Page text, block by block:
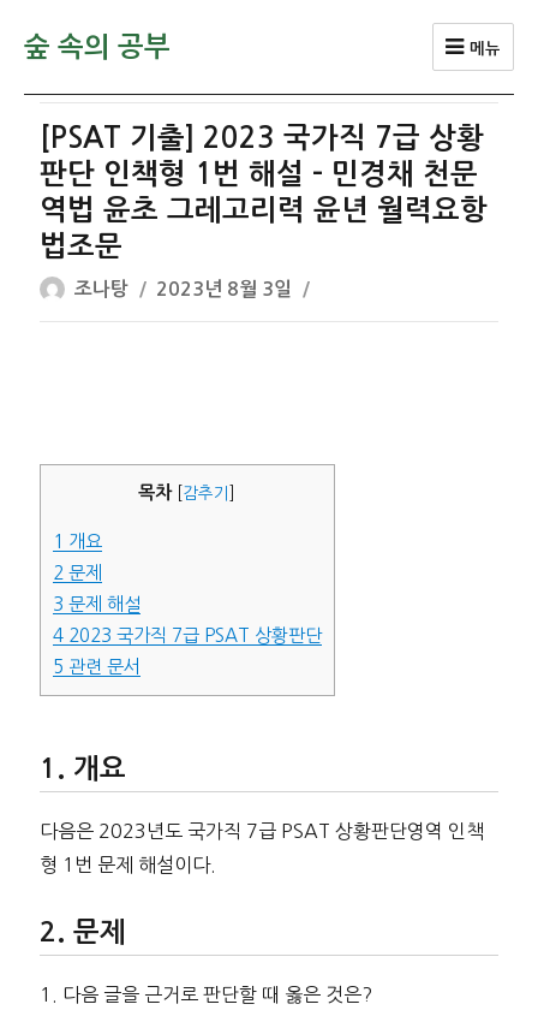
숲 속의 공부 메뉴
[PSAT 기출] 2023 국가직 7급 상황
판단 인책형 1번 해설 – 민경채 천문
역법 윤초 그레고리력 윤년 월력요항
법조문
글
쓴
조나탕
작
성
2023년 8월 3일
목차 감추기
1 개요
2 문제
3 문제 해설
42023 국가직 7급 PSAT 상황판단
5 관련 문서
개요
다음은 2023년도 국가직 7급 PSAT 상황판단영역 인책
형 1번 문제 해설이다.
문제
1. 다음 글을 근거로 판단할 때 옳은 것은?